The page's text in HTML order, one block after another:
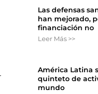
Las defensas
han mejorado,
financiación no
Leer Más >>
América Latina
quinteto de
mundo